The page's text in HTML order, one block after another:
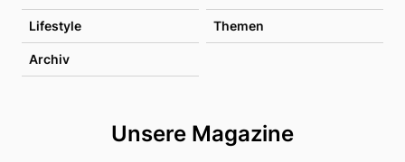
Lifestyle Themen
Archiv
Unsere Magazine